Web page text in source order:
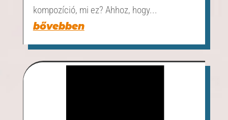
kompozíció, mi ez? Ahhoz, hogy...
bővebben